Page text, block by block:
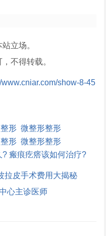
立场。
不得转载。
www.cniar.com/show-8-45
形 微整形整形
形 微整形整形
瘢痕疙瘩该如何治疗?
拉皮手术费用大揭秘
心主诊医师